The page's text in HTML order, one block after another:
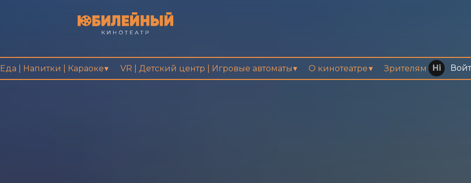
Еда | Напитки | Караоке VR | Детский центр | Игровые автоматы О кинотеатре Зрителям